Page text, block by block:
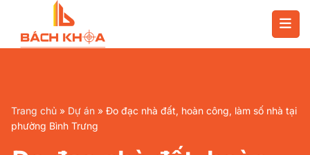
Trang chủ » Dự án » Đo đạc nhà đất, hoàn công, làm số nhà tại
phường Bình Trưng